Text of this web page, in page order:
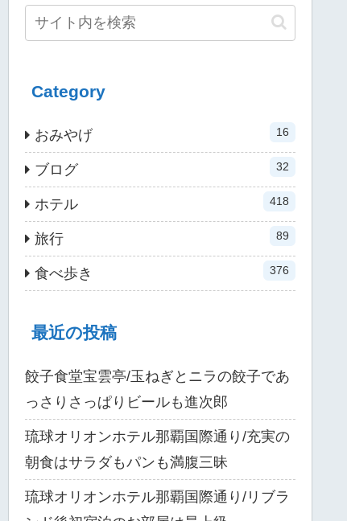
Category
おみやげ 16
ブログ 32
ホテル 418
旅行 89
食べ歩き 376
最近の投稿
餃子食堂宝雲亭/玉ねぎとニラの餃子であ
っさりさっぱりビールも進次郎
琉球オリオンホテル那覇国際通り/充実の
朝食はサラダもパンも満腹三昧
琉球オリオンホテル那覇国際通り/リブラ